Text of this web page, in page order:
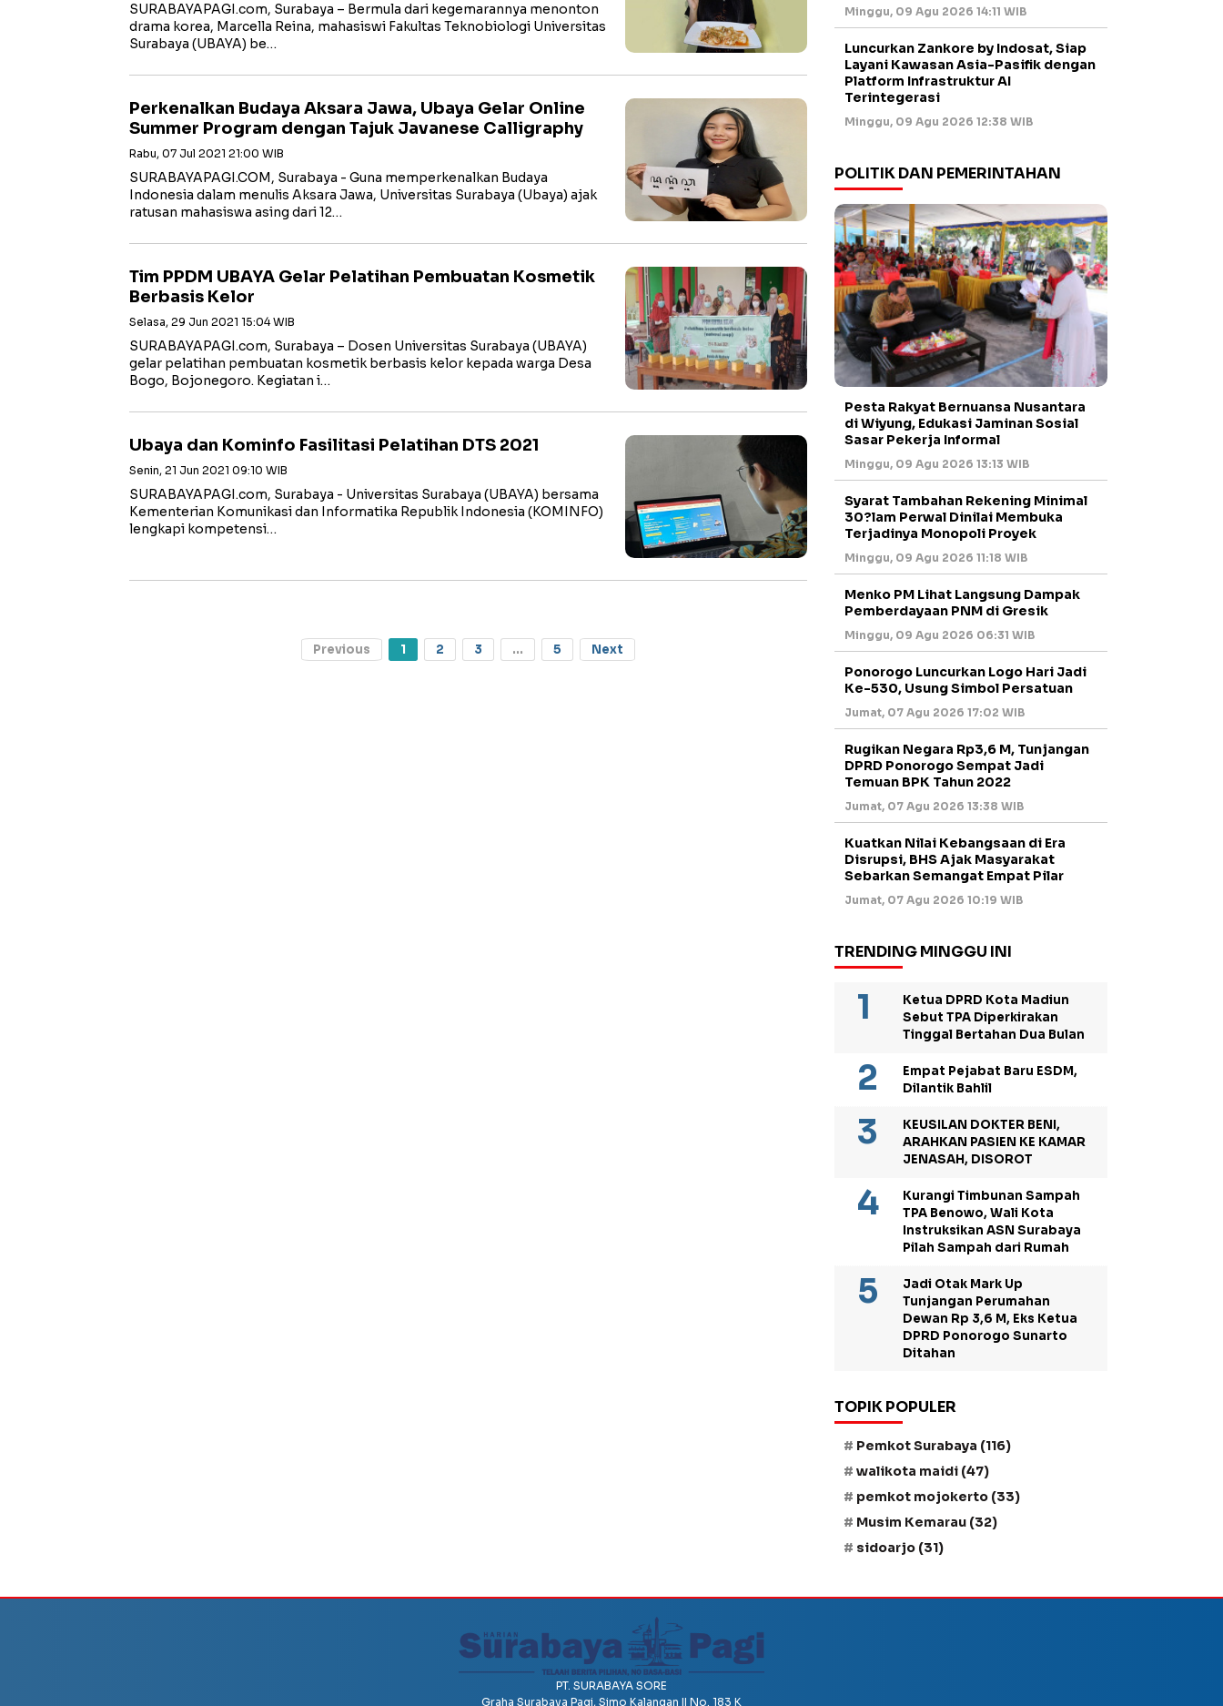
SURABAYAPAGI.com, Surabaya – Bermula dari kegemarannya menonton
drama korea, Marcella Reina, mahasiswi Fakultas Teknobiologi Universitas
Surabaya (UBAYA) be…
Perkenalkan Budaya Aksara Jawa, Ubaya Gelar Online
Summer Program dengan Tajuk Javanese Calligraphy
Rabu, 07 Jul 2021 21:00 WIB
SURABAYAPAGI.COM, Surabaya - Guna memperkenalkan Budaya
Indonesia dalam menulis Aksara Jawa, Universitas Surabaya (Ubaya) ajak
ratusan mahasiswa asing dari 12…
Tim PPDM UBAYA Gelar Pelatihan Pembuatan Kosmetik
Berbasis Kelor
Selasa, 29 Jun 2021 15:04 WIB
SURABAYAPAGI.com, Surabaya – Dosen Universitas Surabaya (UBAYA)
gelar pelatihan pembuatan kosmetik berbasis kelor kepada warga Desa
Bogo, Bojonegoro. Kegiatan i…
Ubaya dan Kominfo Fasilitasi Pelatihan DTS 2021
Senin, 21 Jun 2021 09:10 WIB
SURABAYAPAGI.com, Surabaya - Universitas Surabaya (UBAYA) bersama
Kementerian Komunikasi dan Informatika Republik Indonesia (KOMINFO)
lengkapi kompetensi…
Previous 1 2 3 ... 5 Next
Minggu, 09 Agu 2026 14:11 WIB
Luncurkan Zankore by Indosat, Siap
Layani Kawasan Asia-Pasifik dengan
Platform Infrastruktur AI
Terintegerasi
Minggu, 09 Agu 2026 12:38 WIB
POLITIK DAN PEMERINTAHAN
Pesta Rakyat Bernuansa Nusantara
di Wiyung, Edukasi Jaminan Sosial
Sasar Pekerja Informal
Minggu, 09 Agu 2026 13:13 WIB
Syarat Tambahan Rekening Minimal
30?lam Perwal Dinilai Membuka
Terjadinya Monopoli Proyek
Minggu, 09 Agu 2026 11:18 WIB
Menko PM Lihat Langsung Dampak
Pemberdayaan PNM di Gresik
Minggu, 09 Agu 2026 06:31 WIB
Ponorogo Luncurkan Logo Hari Jadi
Ke-530, Usung Simbol Persatuan
Jumat, 07 Agu 2026 17:02 WIB
Rugikan Negara Rp3,6 M, Tunjangan
DPRD Ponorogo Sempat Jadi
Temuan BPK Tahun 2022
Jumat, 07 Agu 2026 13:38 WIB
Kuatkan Nilai Kebangsaan di Era
Disrupsi, BHS Ajak Masyarakat
Sebarkan Semangat Empat Pilar
Jumat, 07 Agu 2026 10:19 WIB
TRENDING MINGGU INI
Ketua DPRD Kota Madiun
Sebut TPA Diperkirakan
Tinggal Bertahan Dua Bulan
Empat Pejabat Baru ESDM,
Dilantik Bahlil
KEUSILAN DOKTER BENI,
ARAHKAN PASIEN KE KAMAR
JENASAH, DISOROT
Kurangi Timbunan Sampah
TPA Benowo, Wali Kota
Instruksikan ASN Surabaya
Pilah Sampah dari Rumah
Jadi Otak Mark Up
Tunjangan Perumahan
Dewan Rp 3,6 M, Eks Ketua
DPRD Ponorogo Sunarto
Ditahan
TOPIK POPULER
Pemkot Surabaya (116)
walikota maidi (47)
pemkot mojokerto (33)
Musim Kemarau (32)
sidoarjo (31)
PT. SURABAYA SORE
Graha Surabaya Pagi, Simo Kalangan II No. 183 K